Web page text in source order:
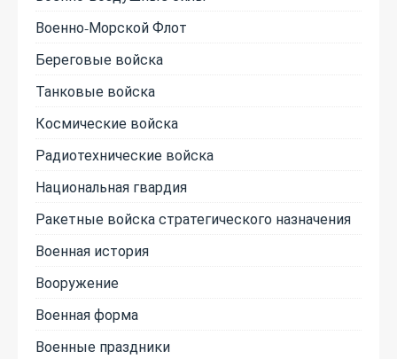
Военно-Морской Флот
Береговые войска
Танковые войска
Космические войска
Радиотехнические войска
Национальная гвардия
Ракетные войска стратегического назначения
Военная история
Вооружение
Военная форма
Военные праздники